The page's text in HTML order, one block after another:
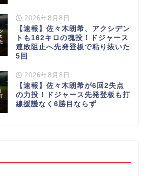
2026年8月8日
【速報】佐々木朗希、アクシデン
トも162キロの魂投！ドジャース
連敗阻止へ先発登板で粘り抜いた
5回
2026年8月8日
【速報】佐々木朗希が6回2失点
の力投！ドジャース先発登板も打
線援護なく6勝目ならず